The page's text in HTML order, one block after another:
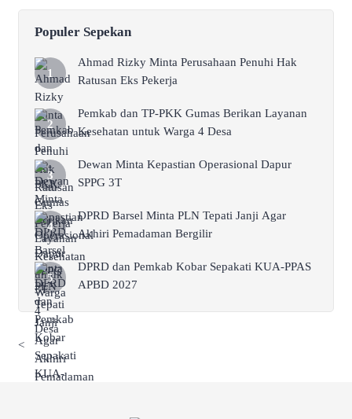
Populer Sepekan
Ahmad Rizky Minta Perusahaan Penuhi Hak
Ratusan Eks Pekerja
Pemkab dan TP-PKK Gumas Berikan Layanan
Kesehatan untuk Warga 4 Desa
Dewan Minta Kepastian Operasional Dapur
SPPG 3T
DPRD Barsel Minta PLN Tepati Janji Agar
Akhiri Pemadaman Bergilir
DPRD dan Pemkab Kobar Sepakati KUA-PPAS
APBD 2027
<